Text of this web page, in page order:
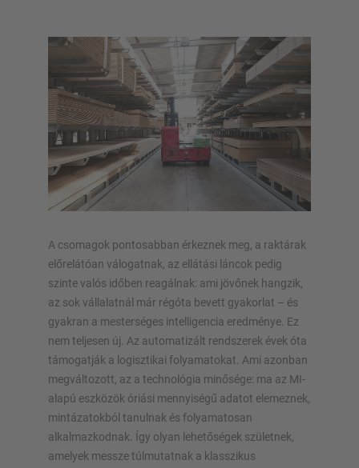
A csomagok pontosabban érkeznek meg, a raktárak
előrelátóan válogatnak, az ellátási láncok pedig
szinte valós időben reagálnak: ami jövőnek hangzik,
az sok vállalatnál már régóta bevett gyakorlat – és
gyakran a mesterséges intelligencia eredménye. Ez
nem teljesen új. Az automatizált rendszerek évek óta
támogatják a logisztikai folyamatokat. Ami azonban
megváltozott, az a technológia minősége: ma az MI-
alapú eszközök óriási mennyiségű adatot elemeznek,
mintázatokból tanulnak és folyamatosan
alkalmazkodnak. Így olyan lehetőségek születnek,
amelyek messze túlmutatnak a klasszikus
ÁLLVÁNYRENDSZEREK
Raklapos állvány
Automata raktári megoldások
Állványcsarnokok
Tároló galériák
Függőleges állványrendszer
Tervezze meg egyedileg állványrendszerét
konfigurátorainkkal
Polc konfigurálása most